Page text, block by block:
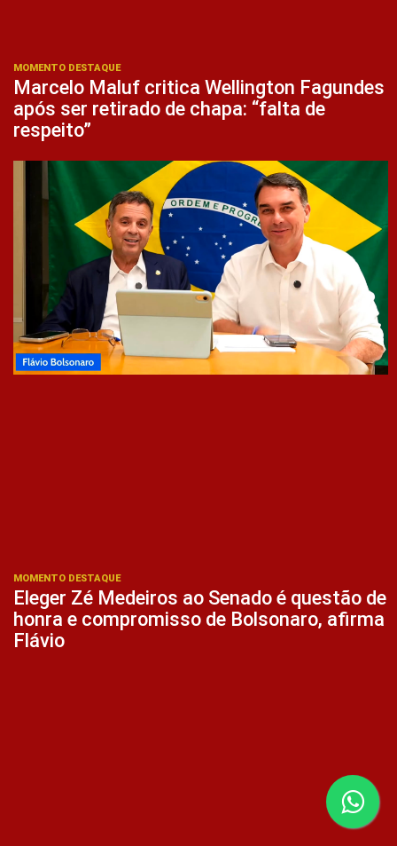
MOMENTO DESTAQUE
Marcelo Maluf critica Wellington Fagundes
após ser retirado de chapa: “falta de
respeito”
MOMENTO DESTAQUE
Eleger Zé Medeiros ao Senado é questão de
honra e compromisso de Bolsonaro, afirma
Flávio